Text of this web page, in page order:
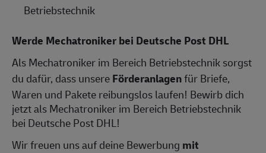
Betriebstechnik
Werde Mechatroniker bei Deutsche Post DHL
Als Mechatroniker im Bereich Betriebstechnik sorgst
du dafür, dass unsereFörderanlagenfür Briefe,
Waren und Pakete reibungslos laufen! Bewirb dich
jetzt als Mechatroniker im Bereich Betriebstechnik
bei Deutsche Post DHL!
Wir freuen uns auf deine Bewerbung mit